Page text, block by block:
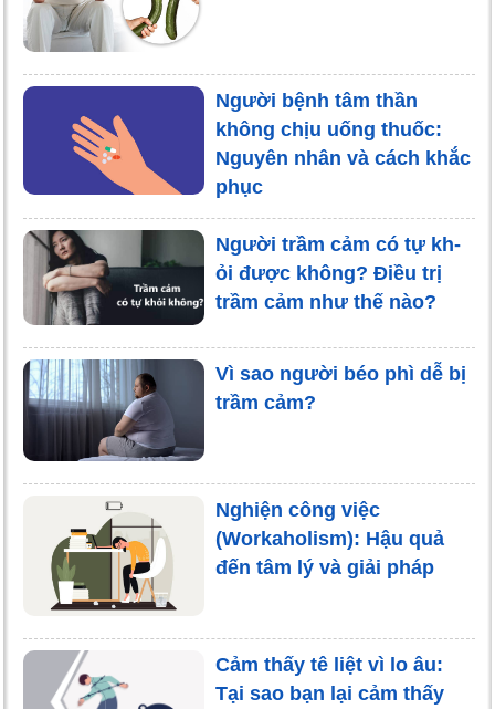
Người bệnh tâm thần
không chịu uống thuốc:
Nguyên nhân và cách khắc
phục
Người trầm cảm có tự kh-
ỏi được không? Điều trị
trầm cảm như thế nào?
Vì sao người béo phì dễ bị
trầm cảm?
Nghiện công việc
(Workaholism): Hậu quả
đến tâm lý và giải pháp
Cảm thấy tê liệt vì lo âu:
Tại sao bạn lại cảm thấy